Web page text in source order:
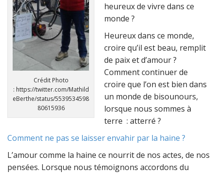
Crédit Photo
: https://twitter.com/Mathild
eBerthe/status/5539534598
80615936
heureux de vivre dans ce
monde ?
Heureux dans ce monde,
croire qu’il est beau, remplit
de paix et d’amour ?
Comment continuer de
croire que l’on est bien dans
un monde de bisounours,
lorsque nous sommes à
terre : atterré ?
Comment ne pas se laisser envahir par la haine ?
L’amour comme la haine ce nourrit de nos actes, de nos
pensées. Lorsque nous témoignons accordons du